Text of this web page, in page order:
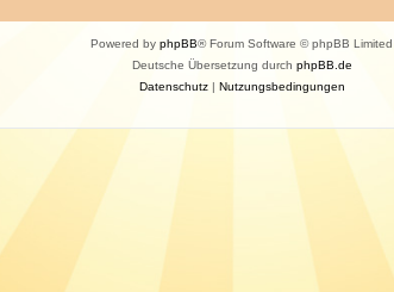
Powered by phpBB® Forum Software © phpBB Limited
Deutsche Übersetzung durch phpBB.de
Datenschutz| Nutzungsbedingungen